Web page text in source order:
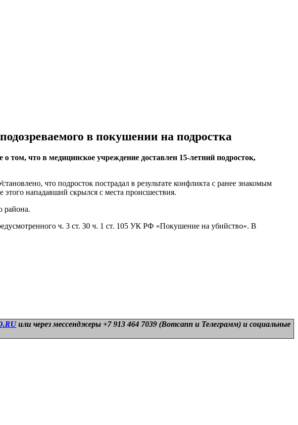
в покушении на подростка
что в медицинское учреждение доставлен 15-летний подросток,
что подросток пострадал в результате конфликта с ранее знакомым
нападавший скрылся с места происшествия.
района.
ч. 3 ст. 30 ч. 1 ст. 105 УК РФ «Покушение на убийство». В
или через мессенджеры +7 913 464 7039 (Вотсапп и Телеграмм) и социальные